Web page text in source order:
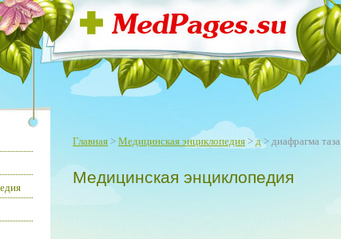
Главная > Медицинская энциклопедия > д> диафрагма таза
Медицинская энциклопедия